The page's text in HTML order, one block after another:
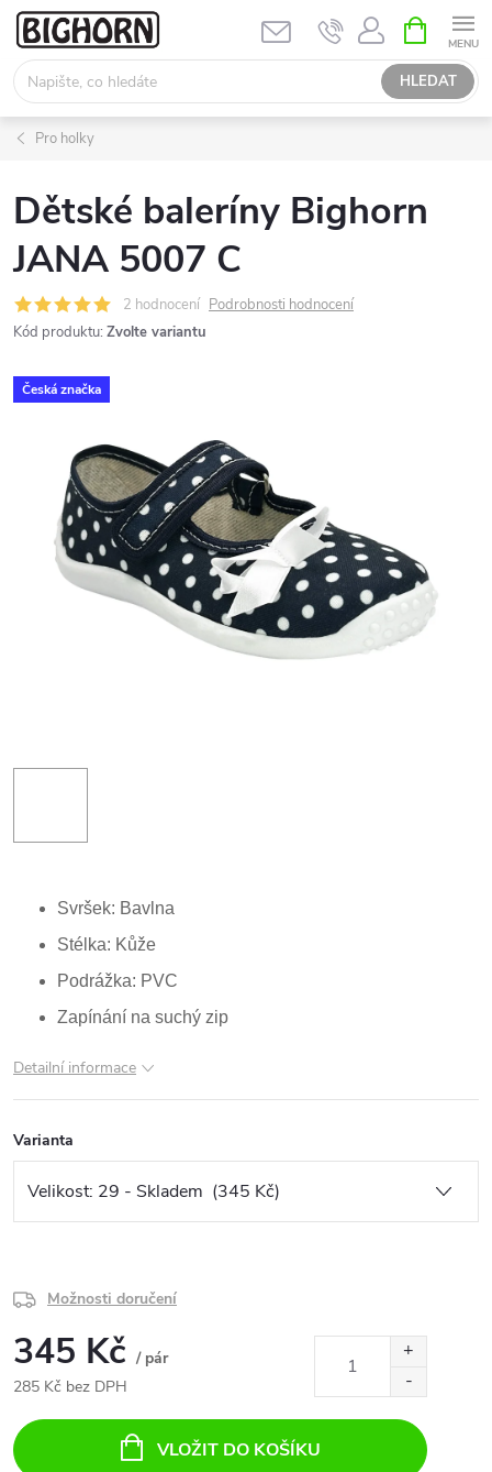
Přejít
obsah
HLEDAT
NÁKUPNÍ
KOŠÍK
Pro holky
Dětské baleríny Bighorn
JANA 5007 C
2 hodnocení Podrobnosti hodnocení
Kód produktu: Zvolte variantu
Česká značka
Svršek: Bavlna
Stélka: Kůže
Podrážka: PVC
Zapínání na suchý zip
Detailní informace
Varianta
Možnosti doručení
345 Kč / pár
285 Kč bez DPH
cena:
VLOŽIT DO KOŠÍKU